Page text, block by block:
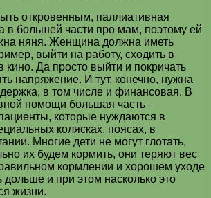
откровенным, паллиативная
в большей части про мам, поэтому ей
няня. Женщина должна иметь
выйти на работу, сходить в
кино. Да просто выйти и покричать
напряжение. И тут, конечно, нужна
в том числе и финансовая. В
помощи большая часть –
которые нуждаются в
колясках, поясах, в
Многие дети не могут глотать,
их будем кормить, они теряют вес
кормлении и хорошем уходе
дольше и при этом насколько это
жизни.